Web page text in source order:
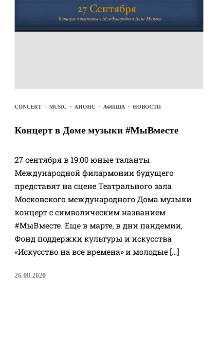
CONCERT· MUSIC · АНОНС · АФИША · НОВОСТИ
Концерт в Доме музыки #МыВместе
27 сентября в 19:00 юные таланты
Международной филармонии будущего
представят на сцене Театрального зала
Московского международного Дома музыки
концерт с символическим названием
#МыВместе. Еще в марте, в дни пандемии,
Фонд поддержки культуры и искусства
«Искусство на все времена» и молодые […]
26.08.2020